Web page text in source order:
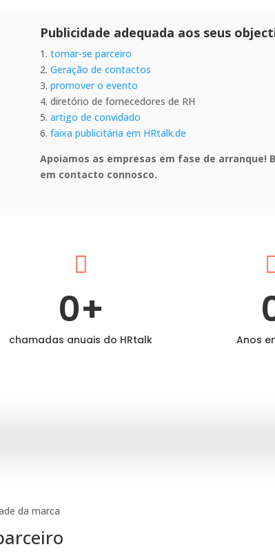
Publicidade adequada aos seus
1.tornar-se parceiro
2.Geração de contactos
3.promover o evento
4. diretório de fornecedores de RH
5.artigo de convidado
6.faixa publicitária em HRtalk.de
Apoiamos as empresas em fase de arranque!
em contacto connosco.

0+
chamadas anuais do HRtalk Anos
da marca